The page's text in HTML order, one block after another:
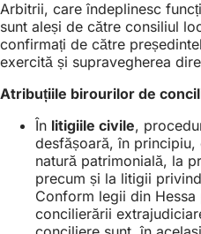
i
c
i
:
Arbitrii, care îndeplinesc
sunt aleși de către consiliul
confirmați de către
exercită și supravegherea
Atribuțiile birourilor de
În litigiile civile,
desfășoară, în
natură patrimonială, la
precum și la litigii
Conform legii din
concilierării